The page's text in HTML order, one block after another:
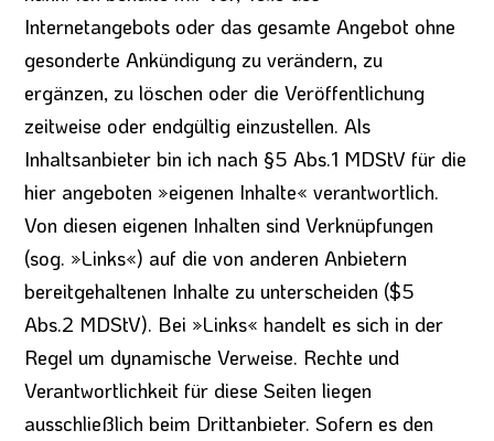
Internetangebots oder das gesamte Angebot ohne
gesonderte Ankündigung zu verändern, zu
ergänzen, zu löschen oder die Veröffentlichung
zeitweise oder endgültig einzustellen. Als
Inhaltsanbieter bin ich nach §5 Abs.1 MDStV für die
hier angeboten »eigenen Inhalte« verantwortlich.
Von diesen eigenen Inhalten sind Verknüpfungen
(sog. »Links«) auf die von anderen Anbietern
bereitgehaltenen Inhalte zu unterscheiden ($5
Abs.2 MDStV). Bei »Links« handelt es sich in der
Regel um dynamische Verweise. Rechte und
Verantwortlichkeit für diese Seiten liegen
ausschließlich beim Drittanbieter. Sofern es den